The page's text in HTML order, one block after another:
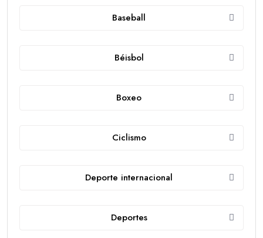
Baseball
Béisbol
Boxeo
Ciclismo
Deporte internacional
Deportes